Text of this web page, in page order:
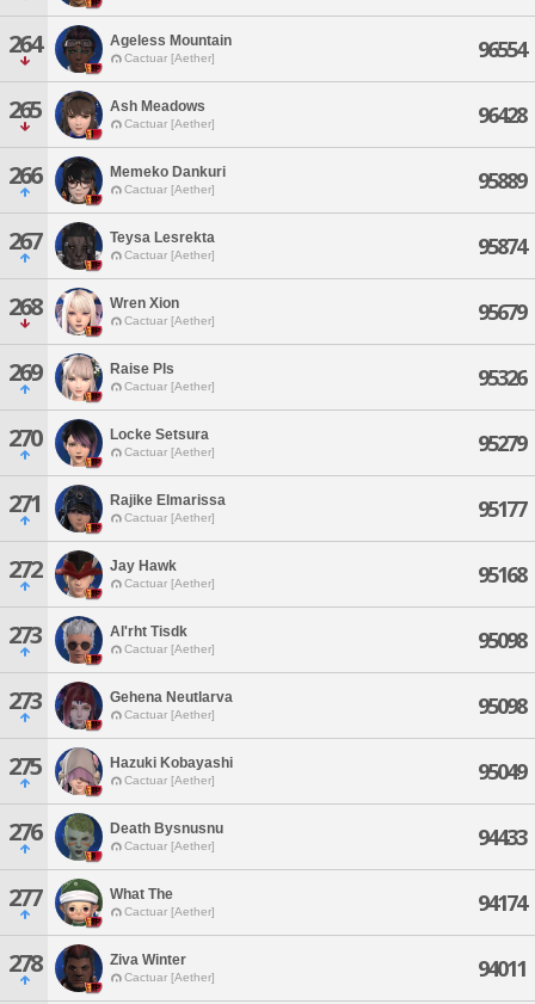
264 Ageless Mountain
Cactuar [Aether] 96554
265 Ash Meadows
Cactuar [Aether] 96428
266 Memeko Dankuri
Cactuar [Aether] 95889
267 Teysa Lesrekta
Cactuar [Aether] 95874
268 Wren Xion
Cactuar [Aether] 95679
269 Raise Pls
Cactuar [Aether] 95326
270 Locke Setsura
Cactuar [Aether] 95279
271 Rajike Elmarissa
Cactuar [Aether] 95177
272 Jay Hawk
Cactuar [Aether] 95168
273 Al'rht Tisdk
Cactuar [Aether] 95098
273 Gehena Neutlarva
Cactuar [Aether] 95098
275 Hazuki Kobayashi
Cactuar [Aether] 95049
276 Death Bysnusnu
Cactuar [Aether] 94433
277 What The
Cactuar [Aether] 94174
278 Ziva Winter
Cactuar [Aether] 94011